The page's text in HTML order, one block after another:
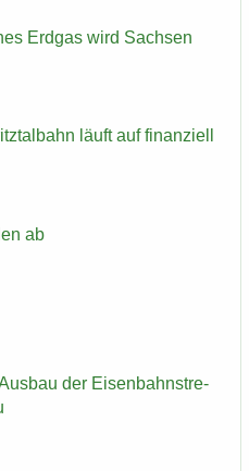
Erd­gas wird Sach­sen
läuft auf fi­nan­zi­ell
ab
der Ei­sen­bahn­stre­